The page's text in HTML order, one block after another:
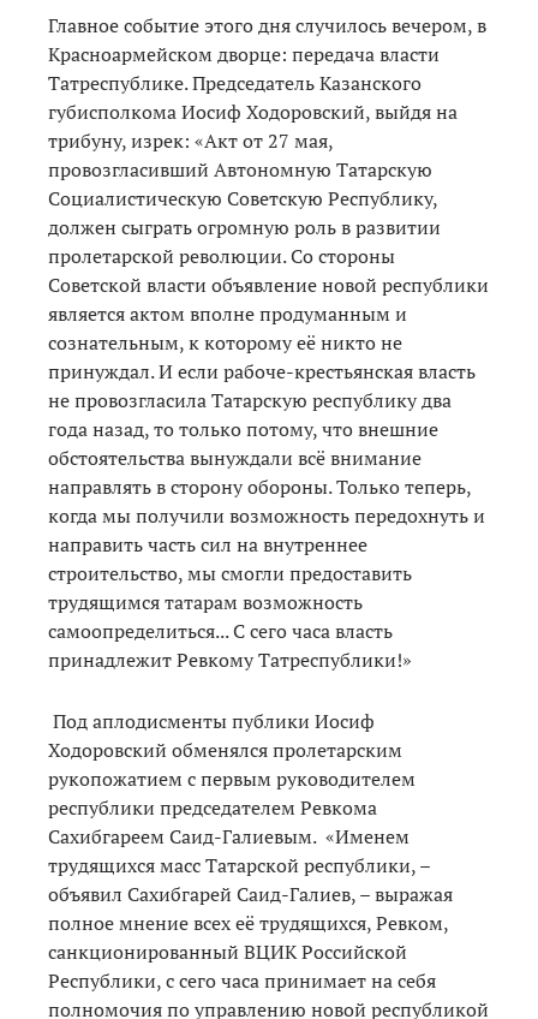
Главное событие этого дня случилось вечером, в
Красноармейском дворце: передача власти
Татреспублике. Председатель Казанского
губисполкома Иосиф Ходоровский, выйдя на
трибуну, изрек: «Акт от 27 мая,
провозгласивший Автономную Татарскую
Социалистическую Советскую Республику,
должен сыграть огромную роль в развитии
пролетарской революции. Со стороны
Советской власти объявление новой республики
является актом вполне продуманным и
сознательным, к которому её никто не
принуждал. И если рабоче-крестьянская власть
не провозгласила Татарскую республику два
года назад, то только потому, что внешние
обстоятельства вынуждали всё внимание
направлять в сторону обороны. Только теперь,
когда мы получили возможность передохнуть и
направить часть сил на внутреннее
строительство, мы смогли предоставить
трудящимся татарам возможность
самоопределиться... С сего часа власть
принадлежит Ревкому Татреспублики!»
Под аплодисменты публики Иосиф
Ходоровский обменялся пролетарским
рукопожатием с первым руководителем
республики председателем Ревкома
Сахибгареем Саид-Галиевым. «Именем
трудящихся масс Татарской республики, –
объявил Сахибгарей Саид-Галиев, – выражая
полное мнение всех её трудящихся, Ревком,
санкционированный ВЦИК Российской
Республики, с сего часа принимает на себя
полномочия по управлению новой республикой